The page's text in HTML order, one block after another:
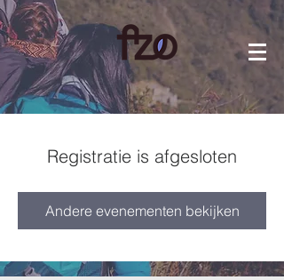
Registratie is afgesloten
Andere evenementen bekijken